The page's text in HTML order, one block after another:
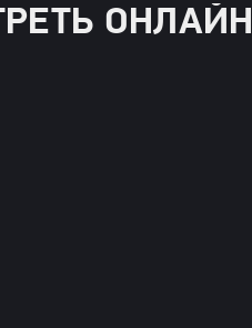
ОНЛАЙН